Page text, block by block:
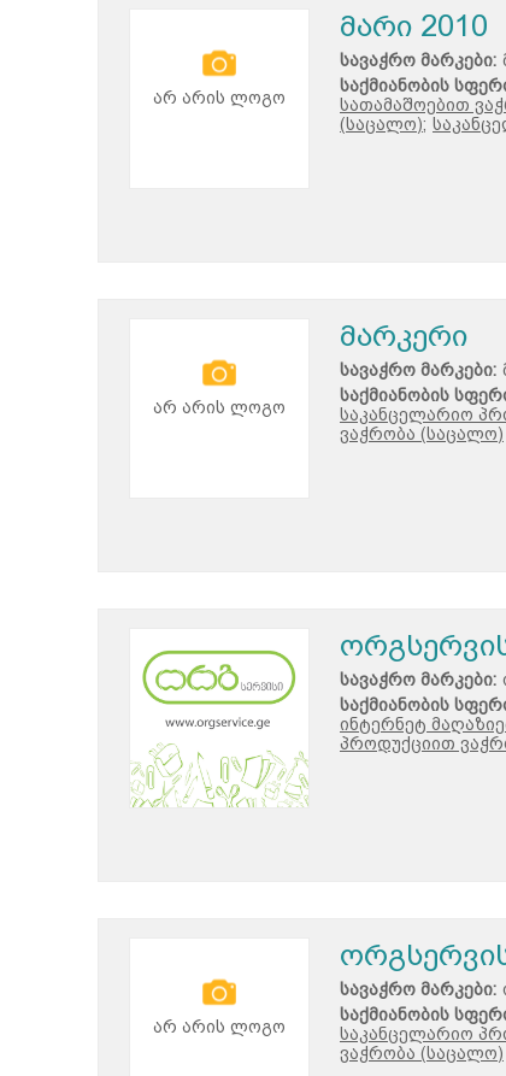
არ არის ლოგო
მარი 2010
სავაჭრო მარკები:
საქმიანობის
სათამაშოებით
(საცალო);
არ არის ლოგო
მარკერი
სავაჭრო მარკები:
საქმიანობის
საკანცელარიო
ვაჭრობა (საცალო)
სავაჭრო მარკები:
საქმიანობის
ინტერნეტ
პროდუქციით
არ არის ლოგო
სავაჭრო მარკები:
საქმიანობის
საკანცელარიო
ვაჭრობა (საცალო)